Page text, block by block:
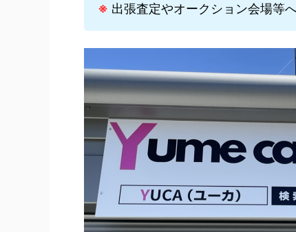
※ 出張査定やオークション会場等